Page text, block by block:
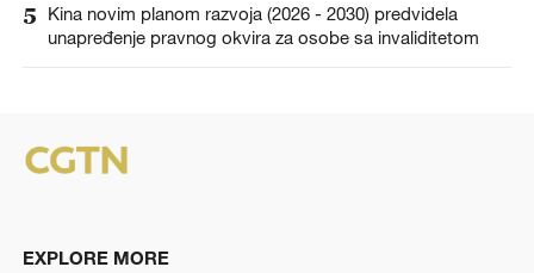
5
Kina novim planom razvoja (2026 - 2030) predvidela
unapređenje pravnog okvira za osobe sa invaliditetom
EXPLORE MORE